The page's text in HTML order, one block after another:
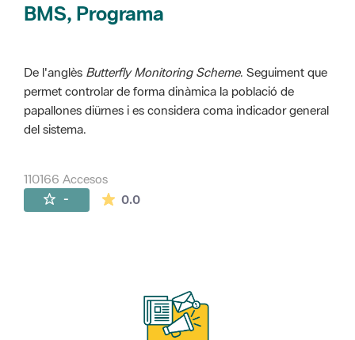
BMS, Programa
De l'anglès Butterfly Monitoring Scheme. Seguiment que
permet controlar de forma dinàmica la població de
papallones diürnes i es considera coma indicador general
del sistema.
110166 Accesos
- 0.0La valoración media es de 0 estrellas de